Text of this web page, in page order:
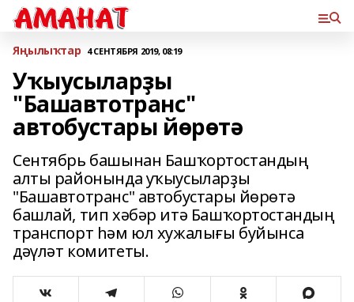
Яңылыҡтар 4 СЕНТЯБРЯ 2019, 08:19
Уҡыусыларҙы
"Башавтотранс"
автобустары йөрөтә
Сентябрь башынан Башҡортостандың
алты районында уҡыусыларҙы
"Башавтотранс" автобустары йөрөтә
башлай, тип хәбәр итә Башҡортостандың
транспорт һәм юл хужалығы буйынса
дәүләт комитеты.